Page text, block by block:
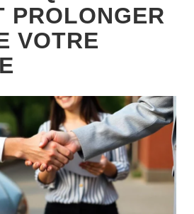
PROLONGER
VOTRE